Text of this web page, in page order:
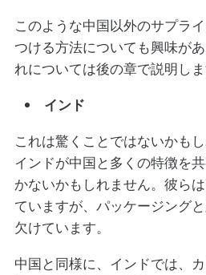
このような中国以外のサプラ
つける方法についても興味が
れについては後の章で説明しま
インド
これは驚くことではないかも
インドが中国と多くの特徴を
かないかもしれません。彼ら
ていますが、パッケージング
欠けています。
中国と同様に、インドでは、